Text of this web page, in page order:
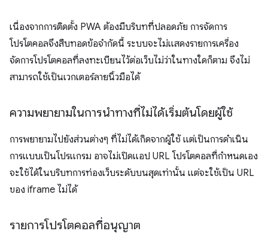
เนื่องจากการติดตั้ง PWA ต้องมีบริบทที่ปลอดภัย การจัดการ
โปรโตคอลจึงสืบทอดข้อจำกัดนี้ ระบบจะไม่แสดงรายการเครื่อง
จัดการโปรโตคอลที่ลงทะเบียนไว้ต่อเว็บไม่ว่าในทางใดก็ตาม จึงไม่
สามารถใช้เป็นเวกเตอร์ลายนิ้วมือได้
ความพยายามในการนำทางที่ไม่ได้เริ่มต้นโดยผู้ใช้
การพยายามไปยังส่วนต่างๆ ที่ไม่ได้เกิดจากผู้ใช้ แต่เป็นการดำเนิน
การแบบเป็นโปรแกรม อาจไม่เปิดแอป URL โปรโตคอลที่กำหนดเอง
จะใช้ได้ในบริบทการท่องเว็บระดับบนสุดเท่านั้น แต่จะใช้เป็น URL
ของ iframe ไม่ได้
รายการโปรโตคอลที่อนุญาต